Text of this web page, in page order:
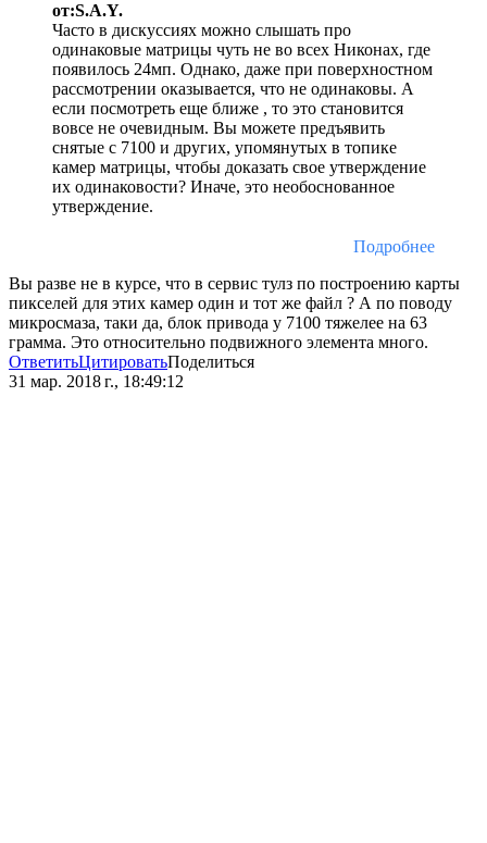
от:S.A.Y.
Часто в дискуссиях можно слышать про
одинаковые матрицы чуть не во всех Никонах, где
появилось 24мп. Однако, даже при поверхностном
рассмотрении оказывается, что не одинаковы. А
если посмотреть еще ближе , то это становится
вовсе не очевидным. Вы можете предъявить
снятые с 7100 и других, упомянутых в топике
камер матрицы, чтобы доказать свое утверждение
их одинаковости? Иначе, это необоснованное
утверждение.
Подробнее
Вы разве не в курсе, что в сервис тулз по построению карты
пикселей для этих камер один и тот же файл ? А по поводу
микросмаза, таки да, блок привода у 7100 тяжелее на 63
грамма. Это относительно подвижного элемента много.
ОтветитьЦитироватьПоделиться
31 мар. 2018 г., 18:49:12